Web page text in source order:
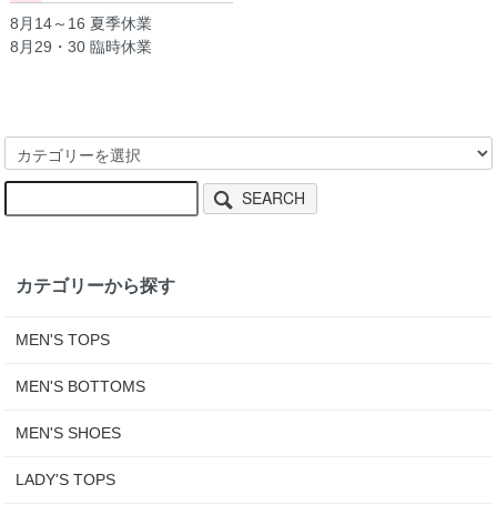
8月14～16 夏季休業
8月29・30 臨時休業
SEARCH
カテゴリーから探す
MEN'S TOPS
MEN'S BOTTOMS
MEN'S SHOES
LADY'S TOPS